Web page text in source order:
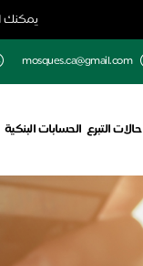
يمكنك
mosques.ca@gmail.com
حالات التبرع الحسابات البنكية